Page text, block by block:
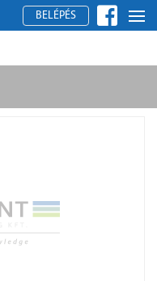
BELÉPÉS